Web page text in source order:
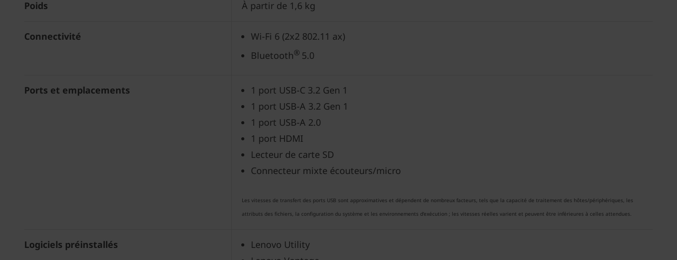
Poids À partir de 1,6 kg
Connectivité
Wi-Fi 6 (2x2 802.11 ax)
Bluetooth® 5.0
Ports et emplacements
1 port USB-C 3.2 Gen 1
1 port USB-A 3.2 Gen 1
1 port USB-A 2.0
1 port HDMI
Lecteur de carte SD
Connecteur mixte écouteurs/micro
Les vitesses de transfert des ports USB sont approximatives et dépendent de nombreux facteurs, tels que la capacité de traitement des hôtes/périphériques, les
attributs des fichiers, la configuration du système et les environnements d’exécution ; les vitesses réelles varient et peuvent être inférieures à celles attendues.
Logiciels préinstallés
Lenovo Utility